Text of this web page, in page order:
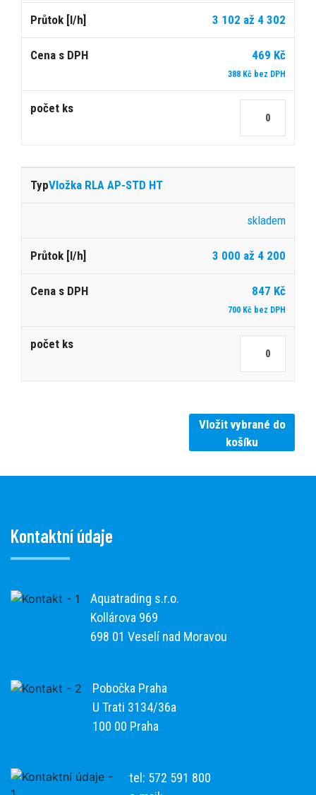
[l/h]
3 102 až 4 302
469 Kč
388 Kč bez DPH
Vložka RLA AP-STD HT
skladem
3 000 až 4 200
847 Kč
700 Kč bez DPH
Vložit vybrané do
košíku
Kontaktní údaje
Aquatrading s.r.o.
Kollárova 969
698 01 Veselí nad Moravou
Pobočka Praha
U Trati 3134/36a
100 00 Praha
tel: 572 591 800